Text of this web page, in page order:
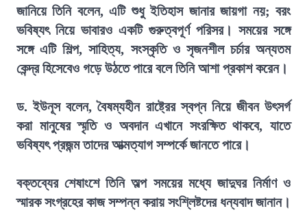
জানিয়ে তিনি বলেন, এটি শুধু ইতিহাস জানার জায়গা নয়; বরং
ভবিষ্যৎ নিয়ে ভাবারও একটি গুরুত্বপূর্ণ পরিসর। সময়ের সঙ্গে
সঙ্গে এটি শিল্প, সাহিত্য, সংস্কৃতি ও সৃজনশীল চর্চার অন্যতম
কেন্দ্র হিসেবেও গড়ে উঠতে পারে বলে তিনি আশা প্রকাশ করেন।
ড. ইউনূস বলেন, বৈষম্যহীন রাষ্ট্রের স্বপ্ন নিয়ে জীবন উৎসর্গ
করা মানুষের স্মৃতি ও অবদান এখানে সংরক্ষিত থাকবে, যাতে
ভবিষ্যৎ প্রজন্ম তাদের আত্মত্যাগ সম্পর্কে জানতে পারে।
বক্তব্যের শেষাংশে তিনি অল্প সময়ের মধ্যে জাদুঘর নির্মাণ ও
স্মারক সংগ্রহের কাজ সম্পন্ন করায় সংশ্লিষ্টদের ধন্যবাদ জানান।